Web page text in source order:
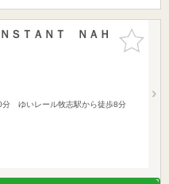
お気に入
りに追加
ＳＴＡＮＴ ＮＡＨ
分 ゆいレール牧志駅から徒歩8分